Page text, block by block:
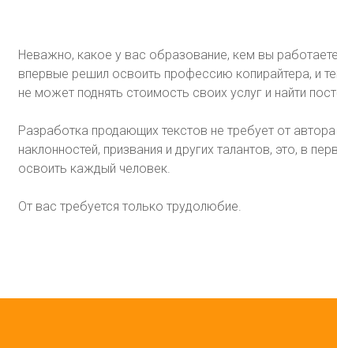
Неважно, какое у вас образование, кем вы
впервые решил освоить профессию копирайтера, и
не может поднять стоимость своих услуг и найти
Разработка продающих текстов не требует от
наклонностей, призвания и других талантов, это, в
освоить каждый человек.
От вас требуется только трудолюбие.